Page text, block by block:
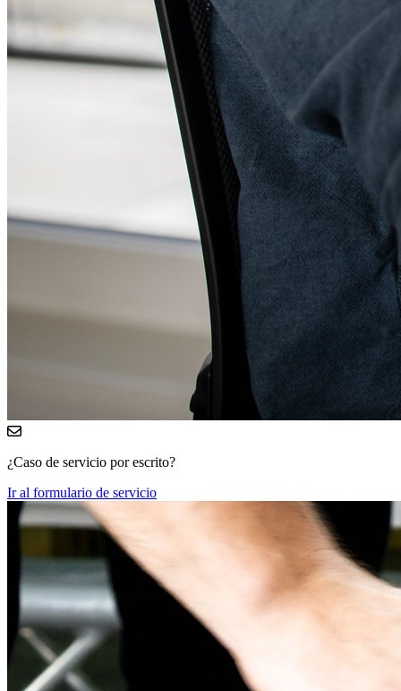
¿Caso de servicio por escrito?
Ir al formulario de servicio